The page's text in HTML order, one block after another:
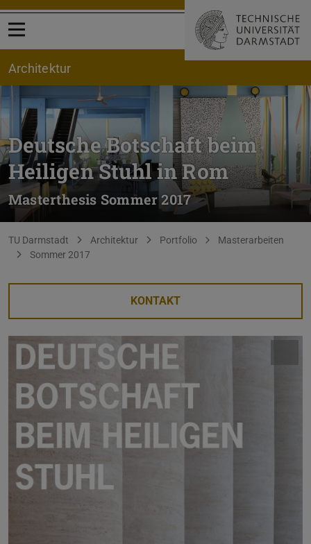
Menü öffnen
Architektur
Deutsche Botschaft beim
Heiligen Stuhl in Rom
Masterthesis Sommer 2017
Sie befinden sich hier:
TU Darmstadt Architektur Portfolio
Masterarbeiten
Sommer 2017
KONTAKT